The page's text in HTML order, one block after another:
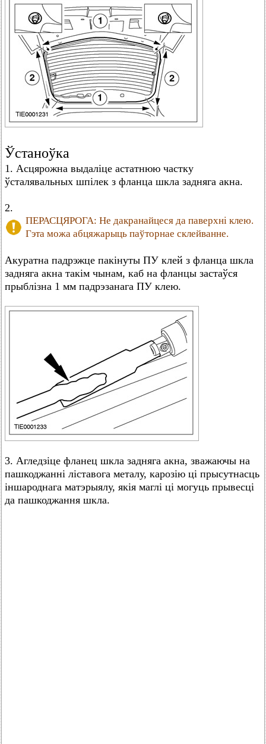
Ўстаноўка
1. Асцярожна выдаліце астатнюю частку
ўсталявальных шпілек з фланца шкла задняга акна.
2.
ПЕРАСЦЯРОГА: Не дакранайцеся да паверхні клею.
Гэта можа абцяжарыць паўторнае склейванне.
Акуратна падрэжце пакінуты ПУ клей з фланца шкла
задняга акна такім чынам, каб на фланцы застаўся
прыблізна 1 мм падрэзанага ПУ клею.
3. Агледзіце фланец шкла задняга акна, зважаючы на
пашкоджанні ліставога металу, карозію ці прысутнасць
іншароднага матэрыялу, якія маглі ці могуць прывесці
да пашкоджання шкла.